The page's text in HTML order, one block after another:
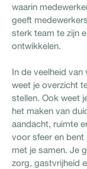
waarin
geeft
sterk team te zijn
ontwikkelen.
In de veelheid van
weet je overzicht
stellen. Ook weet
het maken van
aandacht, ruimte
voor sfeer en bent
met je samen. Je
zorg, gastvrijheid